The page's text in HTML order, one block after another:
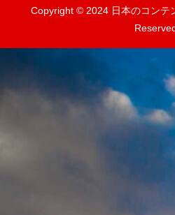
Copyright © 2024 日本のコンテ